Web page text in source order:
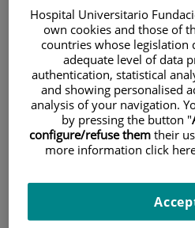
Research
Hospital Universitario
own cookies and those of
countries whose legislation
adequate level of data
authentication, statistical
and showing personalised
analysis of your navigation.
by pressing the button "
configure/refuse them their
more information click